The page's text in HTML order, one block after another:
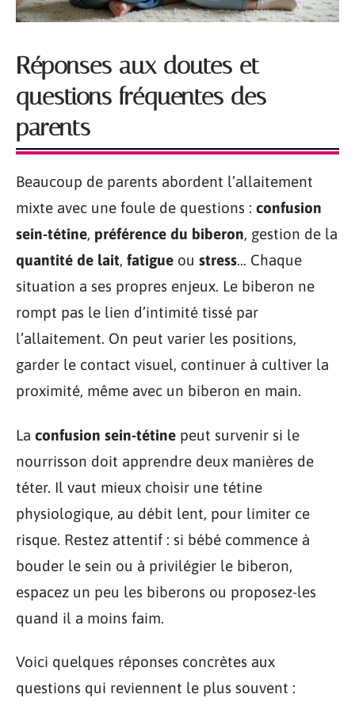
Réponses aux doutes et
questions fréquentes des
parents
Beaucoup de parents abordent l’allaitement
mixte avec une foule de questions : confusion
sein-tétine, préférence du biberon, gestion de la
quantité de lait, fatigue ou stress… Chaque
situation a ses propres enjeux. Le biberon ne
rompt pas le lien d’intimité tissé par
l’allaitement. On peut varier les positions,
garder le contact visuel, continuer à cultiver la
proximité, même avec un biberon en main.
La confusion sein-tétine peut survenir si le
nourrisson doit apprendre deux manières de
téter. Il vaut mieux choisir une tétine
physiologique, au débit lent, pour limiter ce
risque. Restez attentif : si bébé commence à
bouder le sein ou à privilégier le biberon,
espacez un peu les biberons ou proposez-les
quand il a moins faim.
Voici quelques réponses concrètes aux
questions qui reviennent le plus souvent :